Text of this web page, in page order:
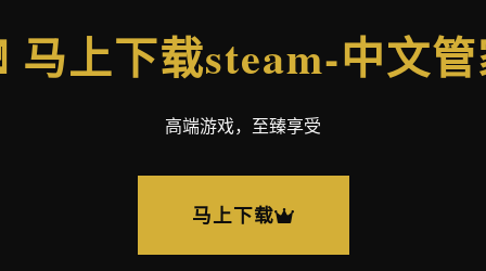
马上下载steam-中文
高端游戏，至臻享受
马上下载